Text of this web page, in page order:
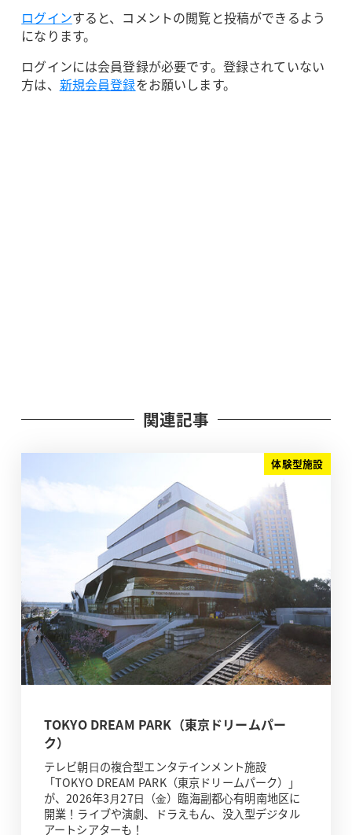
ログインすると、コメントの閲覧と投稿ができるよう
になります。
ログインには会員登録が必要です。登録されていない
方は、 新規会員登録をお願いします。
関連記事
体験型施設
TOKYO DREAM PARK（東京ドリームパー
ク）
テレビ朝⽇の複合型エンタテインメント施設
「TOKYO DREAM PARK（東京ドリームパーク）」
が、2026年3⽉27⽇（⾦）臨海副都⼼有明南地区に
開業！ライブや演劇、ドラえもん、没⼊型デジタル
アートシアターも！